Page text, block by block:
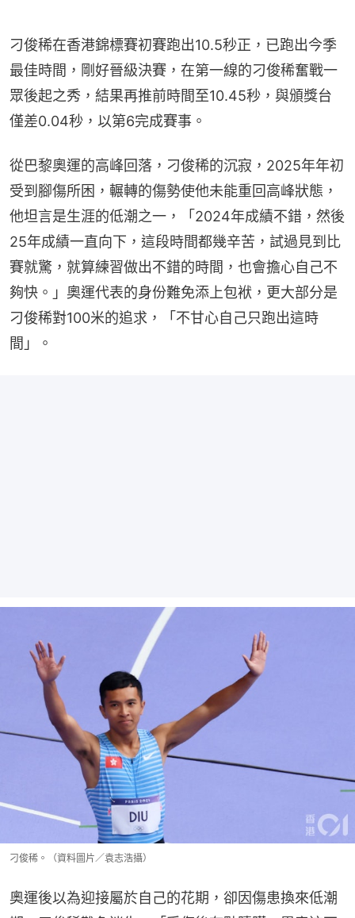
刁俊稀在香港錦標賽初賽跑出10.5秒正，已跑出今季
最佳時間，剛好晉級決賽，在第一線的刁俊稀奮戰一
眾後起之秀，結果再推前時間至10.45秒，與頒獎台
僅差0.04秒，以第6完成賽事。
從巴黎奧運的高峰回落，刁俊稀的沉寂，2025年年初
受到腳傷所困，輾轉的傷勢使他未能重回高峰狀態，
他坦言是生涯的低潮之一，「2024年成績不錯，然後
25年成績一直向下，這段時間都幾辛苦，試過見到比
賽就驚，就算練習做出不錯的時間，也會擔心自己不
夠快。」奧運代表的身份難免添上包袱，更大部分是
刁俊稀對100米的追求，「不甘心自己只跑出這時
間」。
刁俊稀。（資料圖片／袁志浩攝）
奧運後以為迎接屬於自己的花期，卻因傷患換來低潮